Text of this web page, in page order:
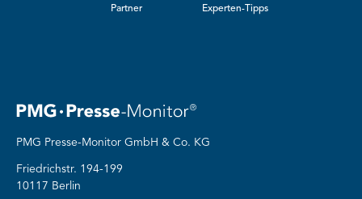
Partner Experten-Tipps
PMG Presse-Monitor GmbH & Co. KG
Friedrichstr. 194-199
10117 Berlin